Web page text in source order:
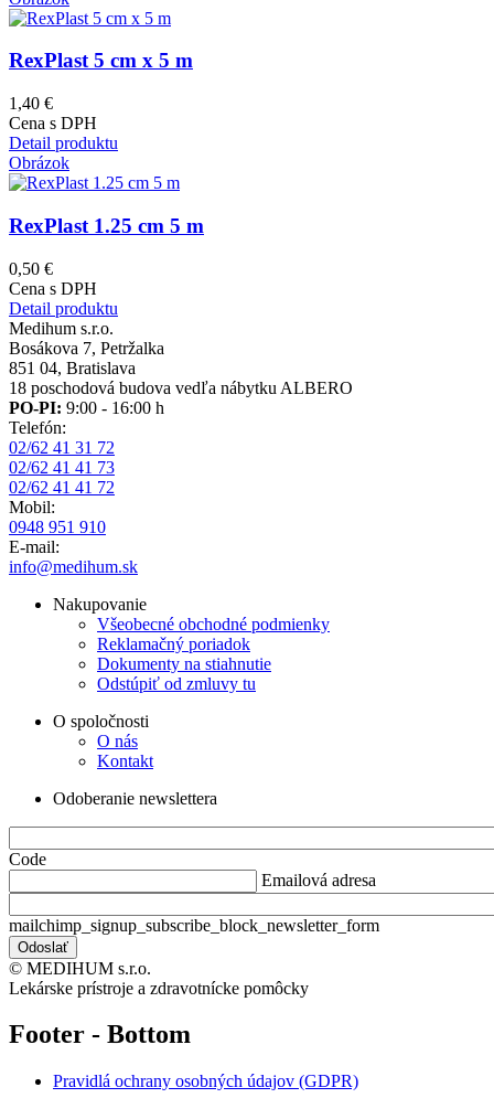
RexPlast 5 cm x 5 m
1,40 €
Cena s DPH
Detail produktu
Obrázok
RexPlast 1.25 cm 5 m
0,50 €
Cena s DPH
Detail produktu
Medihum s.r.o.
Bosákova 7, Petržalka
851 04, Bratislava
18 poschodová budova vedľa nábytku ALBERO
PO-PI: 9:00 - 16:00 h
Telefón:
02/62 41 31 72
02/62 41 41 73
02/62 41 41 72
Mobil:
0948 951 910
E-mail:
info@medihum.sk
Nakupovanie
Všeobecné obchodné podmienky
Reklamačný poriadok
Dokumenty na stiahnutie
Odstúpiť od zmluvy tu
O spoločnosti
O nás
Kontakt
Odoberanie newslettera
Code
Emailová adresa
mailchimp_signup_subscribe_block_newsletter_form
© MEDIHUM s.r.o.
Lekárske prístroje a zdravotnícke pomôcky
Footer - Bottom
Pravidlá ochrany osobných údajov (GDPR)